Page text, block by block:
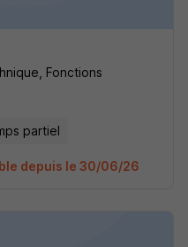
Fonctions
partiel
depuis le 30/06/26